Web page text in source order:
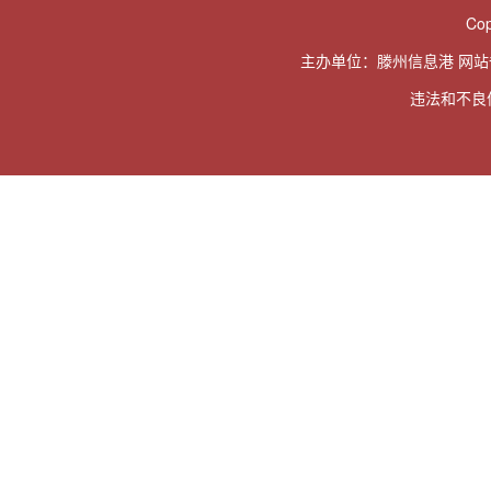
主办单位：滕州信息港 网
违法和不